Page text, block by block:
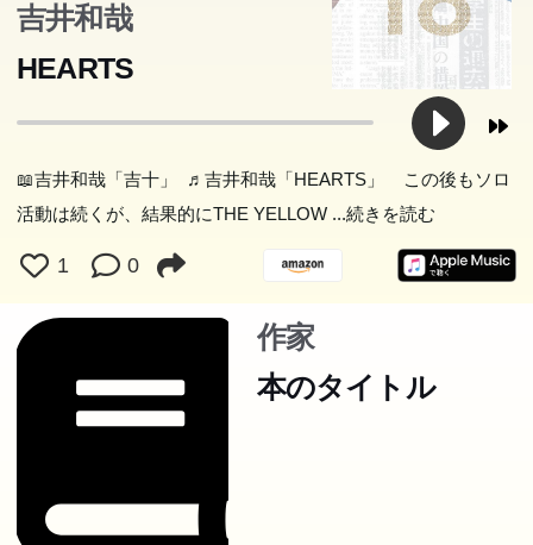
吉井和哉
HEARTS
📖吉井和哉「吉十」 ♬吉井和哉「HEARTS」 この後もソロ
活動は続くが、結果的にTHE YELLOW ...続きを読む
1 0
作家
本のタイトル